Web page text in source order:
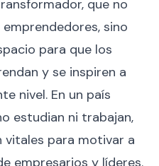
que no
sino
para que los
y se inspiren a
nivel. En un país
estudian ni trabajan,
para motivar a
empresarios y líderes.